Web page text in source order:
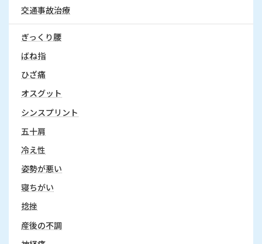
交通事故治療
ぎっくり腰
ばね指
ひざ痛
オスグット
シンスプリント
五十肩
冷え性
姿勢が悪い
寝ちがい
捻挫
産後の不調